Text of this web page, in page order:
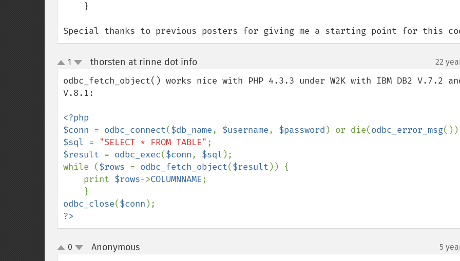
Special thanks to previous posters for giving me a starting point for this
up
down
1 thorsten at rinne dot info¶ 22
odbc_fetch_object() works nice with PHP 4.3.3 under W2K with IBM DB2 V.7.2
V.8.1:
<?php
$conn = odbc_connect($db_name, $username, $password ) or die(odbc_error_msg
$sql = "SELECT * FROM TABLE"
$result = odbc_exec($conn, $sql );
while ($rows = odbc_fetch_object($result )) {
    print
$rows->COLUMNNAME;
odbc_close($conn
?>
up
down
0 Anonymous¶ 5